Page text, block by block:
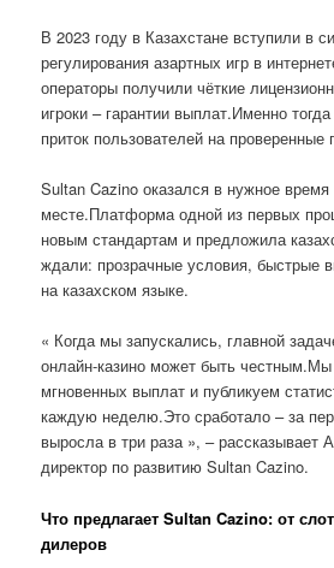
В 2023 году в Казахстане вступили в
регулирования азартных игр в
операторы получили чёткие
игроки – гарантии выплат.Именно
приток пользователей на
Sultan Cazino оказался в нужное
месте.Платформа одной из первых
новым стандартам и предложила
ждали: прозрачные условия, быстрые
на казахском языке.
« Когда мы запускались, главной
онлайн-казино может быть
мгновенных выплат и публикуем
каждую неделю.Это сработало – за
выросла в три раза », – рассказывает
директор по развитию Sultan Cazino.
Что предлагает Sultan Cazino: от
дилеров